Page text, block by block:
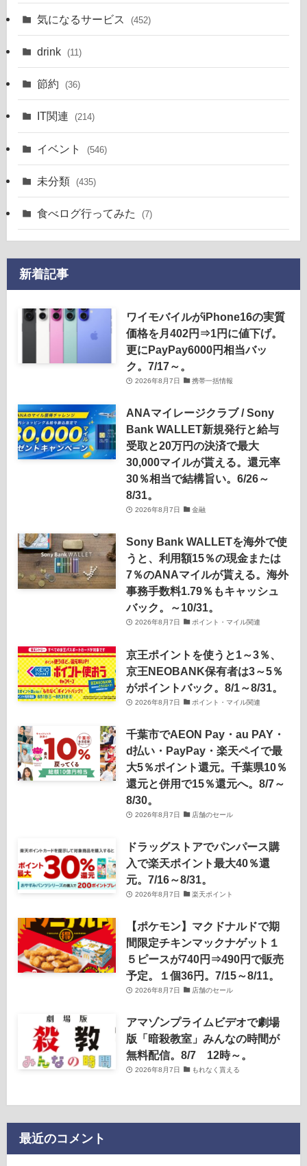
気になるサービス (452)
drink (11)
節約 (36)
IT関連 (214)
イベント (546)
未分類 (435)
食べログ行ってみた (7)
新着記事
ワイモバイルがiPhone16の実質
価格を月402円⇒1円に値下げ。
更にPayPay6000円相当バッ
ク。7/17～。
2026年8月7日 携帯一括情報
ANAマイレージクラブ / Sony
Bank WALLET新規発行と給与
受取と20万円の決済で最大
30,000マイルが貰える。還元率
30％相当で結構旨い。6/26～
8/31。
2026年8月7日 金融
Sony Bank WALLETを海外で使
うと、利用額15％の現金または
7％のANAマイルが貰える。海外
事務手数料1.79％もキャッシュ
バック。～10/31。
2026年8月7日 ポイント・マイル関連
京王ポイントを使うと1～3％、
京王NEOBANK保有者は3～5％
がポイントバック。8/1～8/31。
2026年8月7日 ポイント・マイル関連
千葉市でAEON Pay・au PAY・
d払い・PayPay・楽天ペイで最
大5％ポイント還元。千葉県10％
還元と併用で15％還元へ。8/7～
8/30。
2026年8月7日 店舗のセール
ドラッグストアでパンパース購
入で楽天ポイント最大40％還
元。7/16～8/31。
2026年8月7日 楽天ポイント
【ポケモン】マクドナルドで期
間限定チキンマックナゲット１
５ピースが740円⇒490円で販売
予定。１個36円。7/15～8/11。
2026年8月7日 店舗のセール
アマゾンプライムビデオで劇場
版「暗殺教室」みんなの時間が
無料配信。8/7 12時～。
2026年8月7日 もれなく貰える
最近のコメント